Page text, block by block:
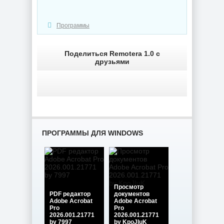
NEW
Интернет
загрузчик Internet
KpoJIuK
NEW
Topaz Gigapixel
1.3.2 by KpoJIuK
Программы
Поделиться Remotera 1.0 с
друзьями
ПРОГРАММЫ ДЛЯ WINDOWS
PDF редактор
Adobe Acrobat
Pro
2026.001.21771
by 7997
Просмотр
документов
Adobe Acrobat
Pro
2026.001.21771
by KpoJIuK